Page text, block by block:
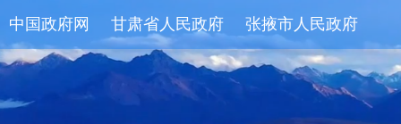
中国政府网 甘肃省人民政府 张掖市人民政府